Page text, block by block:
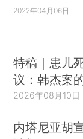
2022年04月06日
特稿｜患儿
议：韩杰案
2026年08月10日
内塔尼亚胡